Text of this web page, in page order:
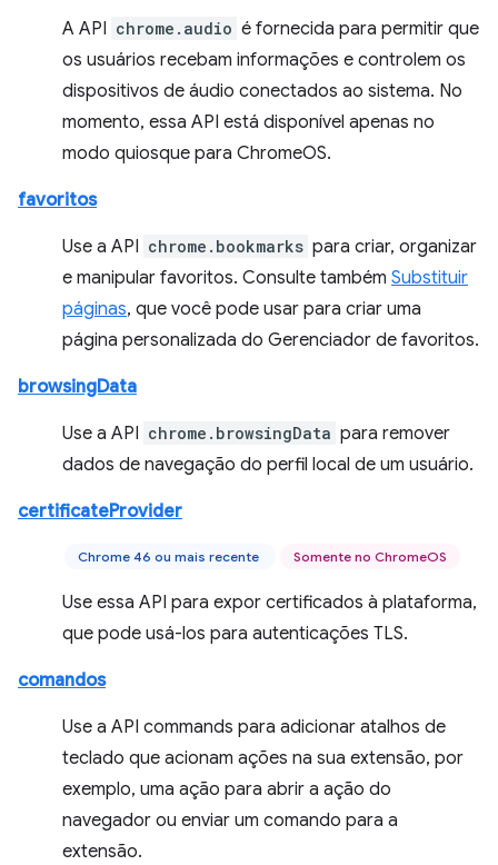
A API chrome.audio é fornecida para permitir que
os usuários recebam informações e controlem os
dispositivos de áudio conectados ao sistema. No
momento, essa API está disponível apenas no
modo quiosque para ChromeOS.
favoritos
Use a API chrome.bookmarks para criar, organizar
e manipular favoritos. Consulte também Substituir
páginas, que você pode usar para criar uma
página personalizada do Gerenciador de favoritos.
browsingData
Use a API chrome.browsingData para remover
dados de navegação do perfil local de um usuário.
certificateProvider
Chrome 46 ou mais recente Somente no ChromeOS
Use essa API para expor certificados à plataforma,
que pode usá-los para autenticações TLS.
comandos
Use a API commands para adicionar atalhos de
teclado que acionam ações na sua extensão, por
exemplo, uma ação para abrir a ação do
navegador ou enviar um comando para a
extensão.